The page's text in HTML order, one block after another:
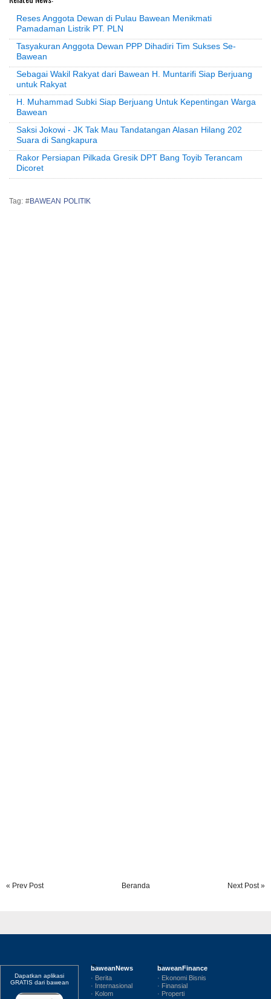
Reses Anggota Dewan di Pulau Bawean Menikmati
Pamadaman Listrik PT. PLN
Tasyakuran Anggota Dewan PPP Dihadiri Tim Sukses Se-
Bawean
Sebagai Wakil Rakyat dari Bawean H. Muntarifi Siap Berjuang
untuk Rakyat
H. Muhammad Subki Siap Berjuang Untuk Kepentingan Warga
Bawean
Saksi Jokowi - JK Tak Mau Tandatangan Alasan Hilang 202
Suara di Sangkapura
Rakor Persiapan Pilkada Gresik DPT Bang Toyib Terancam
Dicoret
Tag: #BAWEAN POLITIK
« Prev Post Next Post »
Beranda
Dapatkan aplikasi
GRATIS dari bawean
baweanNews
· Berita
· Internasional
· Kolom
baweanFinance
· Ekonomi Bisnis
· Finansial
· Properti